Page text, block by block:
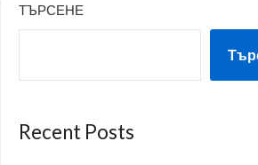
ТЪРСЕНЕ
Recent Posts